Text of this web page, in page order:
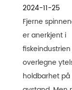
2024-11-25
Fjerne
er anerkjent i
fiskeindustrien
overlegne
holdbarhet på